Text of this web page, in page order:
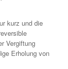
kurz und die
Vergiftung
Erholung von